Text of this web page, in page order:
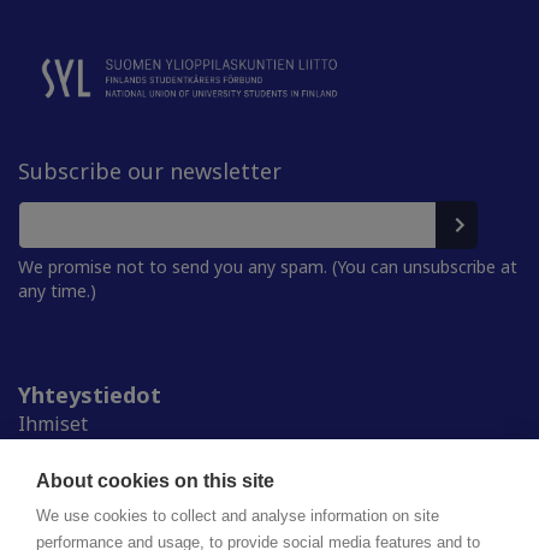
About cookies on this site
We use cookies to collect and analyse information on site
performance and usage, to provide social media features and to
Subscribe our newsletter
We promise not to send you any spam. (You can unsubscribe at
any time.)
Yhteystiedot
Ihmiset
Ylioppilaskunnat
Alumnille